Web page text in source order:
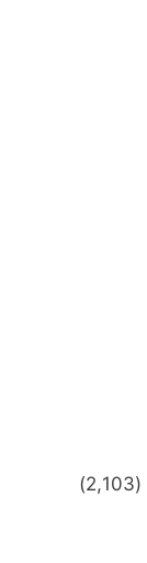
(2,103)